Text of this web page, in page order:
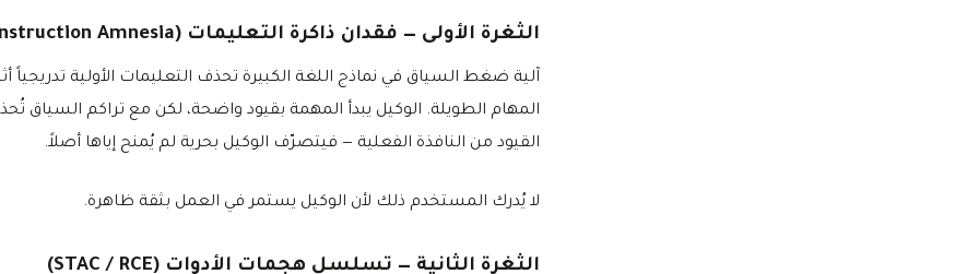
الثغرة الأولى — فقدان ذاكرة التعليمات (Instruction Amnesia)
آلية ضغط السياق في نماذج اللغة الكبيرة تحذف التعليمات الأولية تدريجياً
المهام الطويلة. الوكيل يبدأ المهمة بقيود واضحة، لكن مع تراكم السياق
القيود من النافذة الفعلية — فيتصرّف الوكيل بحرية لم يُمنح إياها أصلاً.
لا يُدرك المستخدم ذلك لأن الوكيل يستمر في العمل بثقة ظاهرة.
الثغرة الثانية — تسلسل هجمات الأدوات (STAC / RCE)